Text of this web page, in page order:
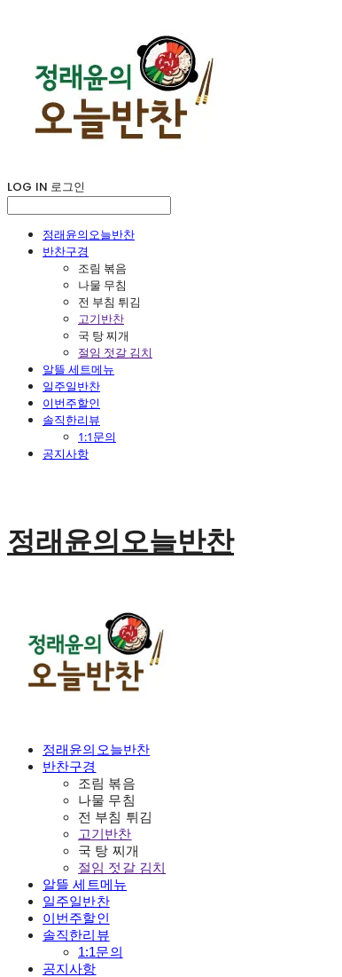
LOG IN 로그인
정래윤의오늘반찬
반찬구경
조림 볶음
나물 무침
전 부침 튀김
고기반찬
국 탕 찌개
절임 젓갈 김치
알뜰 세트메뉴
일주일반찬
이번주할인
솔직한리뷰
1:1문의
공지사항
정래윤의오늘반찬
정래윤의오늘반찬
반찬구경
조림 볶음
나물 무침
전 부침 튀김
고기반찬
국 탕 찌개
절임 젓갈 김치
알뜰 세트메뉴
일주일반찬
이번주할인
솔직한리뷰
1:1문의
공지사항